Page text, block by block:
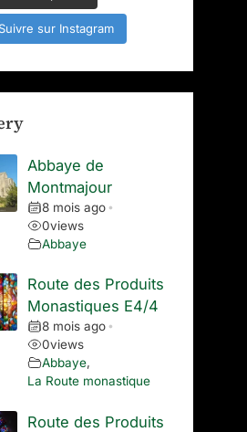
Suivre sur Instagram
Abbaye de
Montmajour
8 mois ago •
0views
Abbaye
Route des Produits
Monastiques E4/4
8 mois ago •
0views
Abbaye,
La Route monastique
Route des Produits